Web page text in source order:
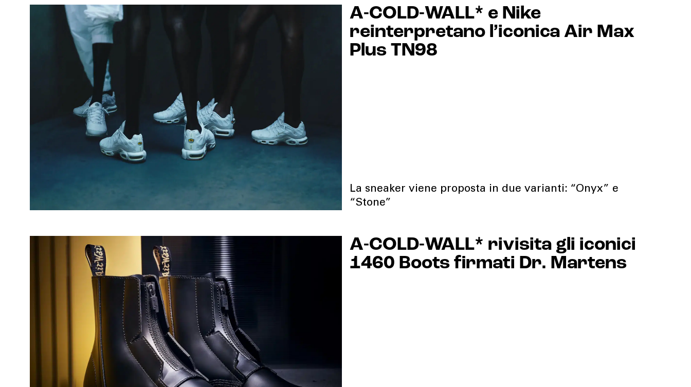
A-COLD-WALL* e Nike
reinterpretano l’iconica Air Max
Plus TN98
La sneaker viene proposta in due varianti: “Onyx” e
“Stone”
A-COLD-WALL* rivisita gli iconici
1460 Boots firmati Dr. Martens